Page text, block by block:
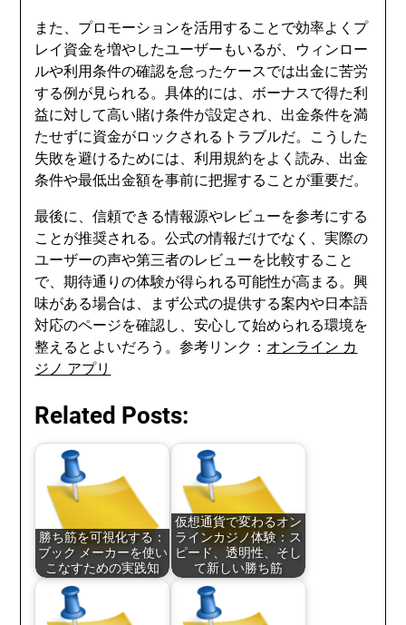
また、プロモーションを活用することで効率よくプ
レイ資金を増やしたユーザーもいるが、ウィンロー
ルや利用条件の確認を怠ったケースでは出金に苦労
する例が見られる。具体的には、ボーナスで得た利
益に対して高い賭け条件が設定され、出金条件を満
たせずに資金がロックされるトラブルだ。こうした
失敗を避けるためには、利用規約をよく読み、出金
条件や最低出金額を事前に把握することが重要だ。
最後に、信頼できる情報源やレビューを参考にする
ことが推奨される。公式の情報だけでなく、実際の
ユーザーの声や第三者のレビューを比較すること
で、期待通りの体験が得られる可能性が高まる。興
味がある場合は、まず公式の提供する案内や日本語
対応のページを確認し、安心して始められる環境を
整えるとよいだろう。参考リンク： オンライン カ
ジノ アプリ
Related Posts:
勝ち筋を可視化する：
ブック メーカーを使い
こなすための実践知
仮想通貨で変わるオン
ラインカジノ体験：ス
ピード、透明性、そし
て新しい勝ち筋